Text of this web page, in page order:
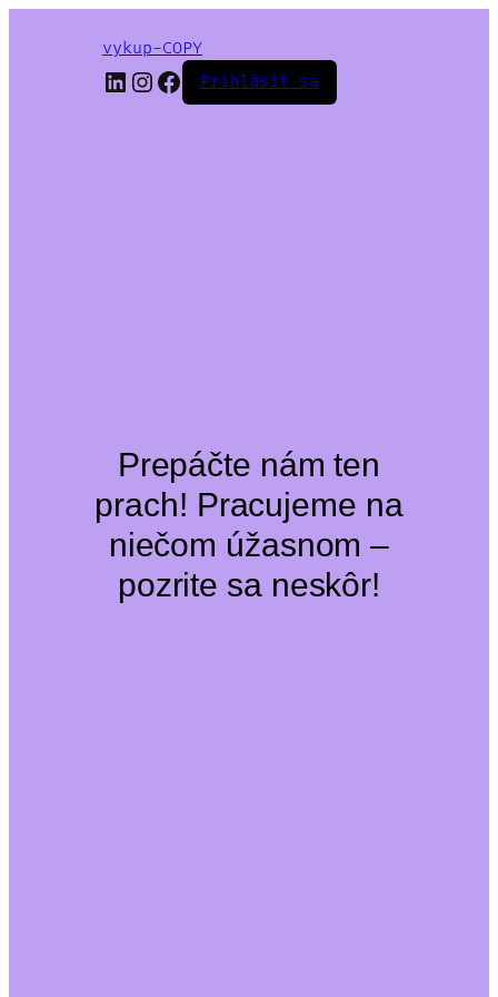
vykup-COPY
LinkedIn
Instagram
Facebook
Prihlásiť sa
Prepáčte nám ten
prach! Pracujeme na
niečom úžasnom –
pozrite sa neskôr!